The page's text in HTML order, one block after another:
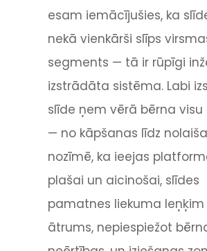
esam iemācījušies, ka
nekā vienkārši slīps
segments — tā ir rūpīgi
izstrādāta sistēma. Labi
slīde ņem vērā bērna
— no kāpšanas līdz
nozīmē, ka ieejas
plašai un aicinošai, slīdes
pamatnes liekuma
ātrums, nepiespiežot